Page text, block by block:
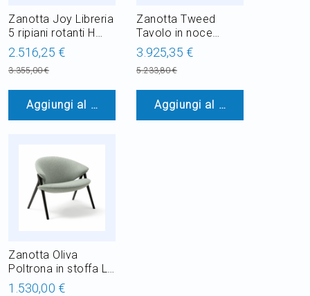
Zanotta Joy Libreria
5 ripiani rotanti H
103 cm
2.516,25 €
3.355,00 €
Aggiungi al Carrello
Zanotta Tweed
Tavolo in noce
canaletto L 213 cm
3.925,35 €
5.233,80 €
Aggiungi al Carrello
Zanotta Oliva
Poltrona in stoffa L
83 cm
1.530,00 €